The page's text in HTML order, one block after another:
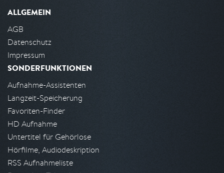
ALLGEMEIN
AGB
Datenschutz
Impressum
SONDERFUNKTIONEN
Aufnahme-Assistenten
Langzeit-Speicherung
Favoriten-Finder
HD Aufnahme
Untertitel für Gehörlose
Hörfilme, Audiodeskription
RSS Aufnahmeliste